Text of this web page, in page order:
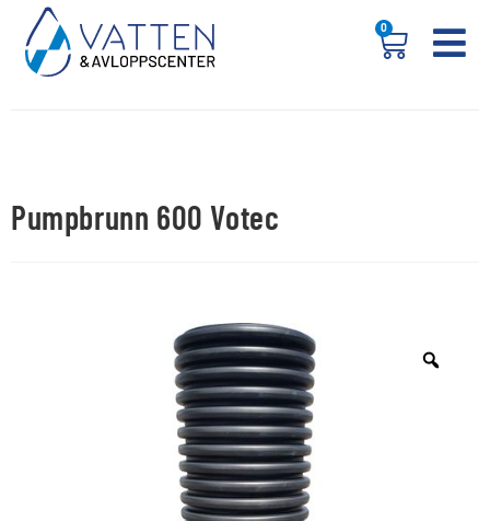
0
Pumpbrunn 600 Votec